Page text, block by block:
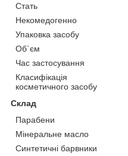
Стать
Некомедогенно
Упаковка засобу
Об`єм
Час застосування
Класифікація
косметичного засобу
Склад
Парабени
Мінеральне масло
Синтетичні барвники